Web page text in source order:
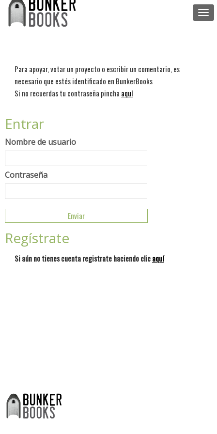
Para apoyar, votar un proyecto o escribir un comentario, es
necesario que estés identificado en BunkerBooks
Si no recuerdas tu contraseña pincha aquí
Entrar
Nombre de usuario
Contraseña
Regístrate
Si aún no tienes cuenta registrate haciendo clicaquí